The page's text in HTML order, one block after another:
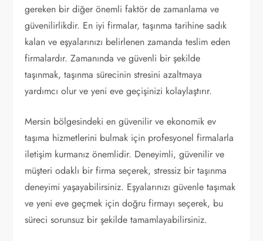
gereken bir diğer önemli faktör de zamanlama ve
güvenilirlikdir. En iyi firmalar, taşınma tarihine sadık
kalan ve eşyalarınızı belirlenen zamanda teslim eden
firmalardır. Zamanında ve güvenli bir şekilde
taşınmak, taşınma sürecinin stresini azaltmaya
yardımcı olur ve yeni eve geçişinizi kolaylaştırır.
Mersin bölgesindeki en güvenilir ve ekonomik ev
taşıma hizmetlerini bulmak için profesyonel firmalarla
iletişim kurmanız önemlidir. Deneyimli, güvenilir ve
müşteri odaklı bir firma seçerek, stressiz bir taşınma
deneyimi yaşayabilirsiniz. Eşyalarınızı güvenle taşımak
ve yeni eve geçmek için doğru firmayı seçerek, bu
süreci sorunsuz bir şekilde tamamlayabilirsiniz.